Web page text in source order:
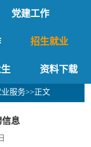
党建工作
招生就业
资料下载
业服务>>正文
信息